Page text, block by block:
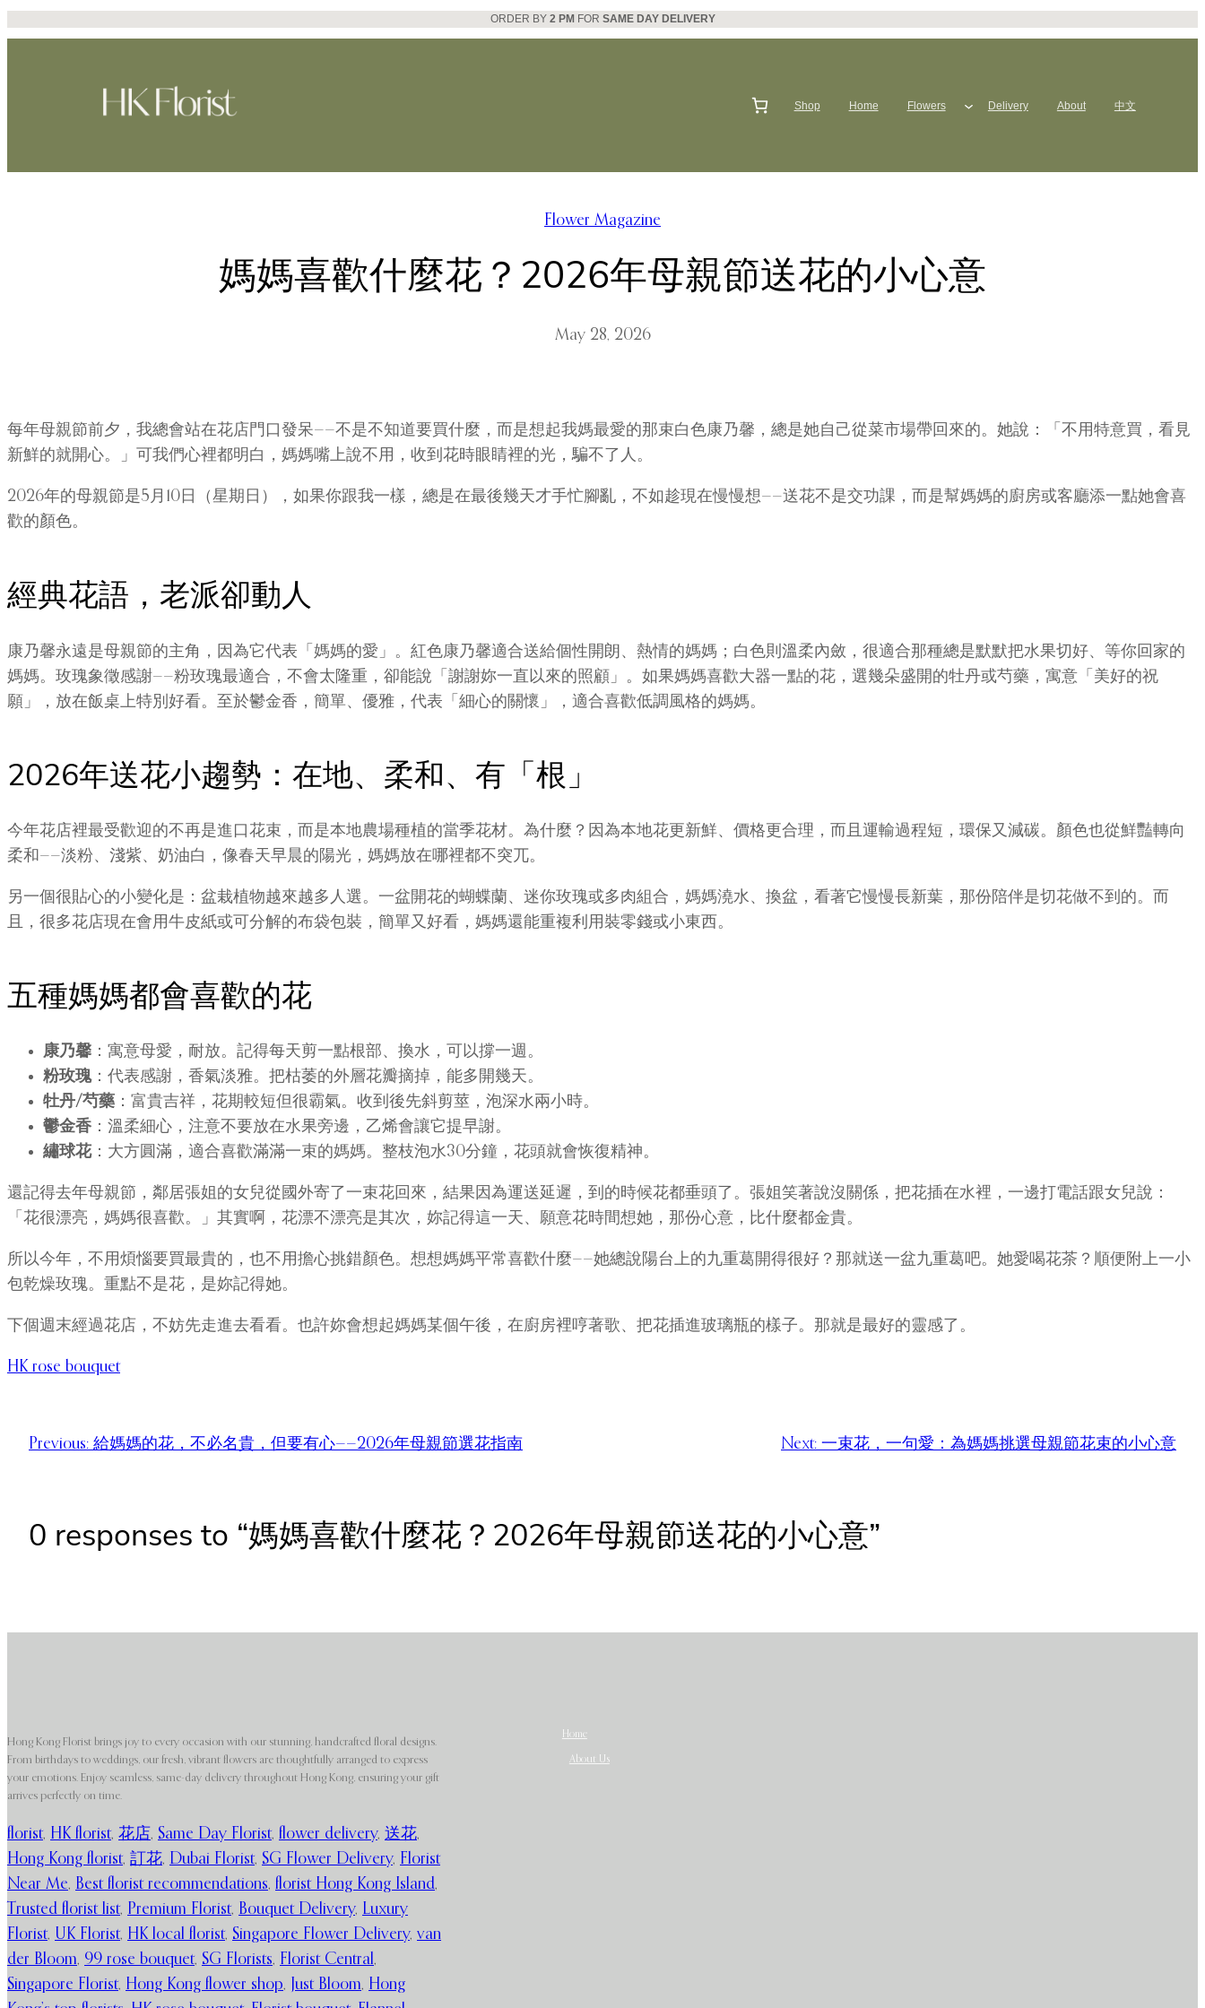
ORDER BY 2 PM FOR SAME DAY DELIVERY
Shop Home Flowers Delivery About 中文
Flower Magazine
媽媽喜歡什麼花？2026年母親節送花的小心意
May 28, 2026
每年母親節前夕，我總會站在花店門口發呆——不是不知道要買什麼，而是想起我媽最愛的那束白色康乃馨，總是她自己從菜市場帶回來的。她說：「不用特意買，看見
新鮮的就開心。」可我們心裡都明白，媽媽嘴上說不用，收到花時眼睛裡的光，騙不了人。
2026年的母親節是5月10日（星期日），如果你跟我一樣，總是在最後幾天才手忙腳亂，不如趁現在慢慢想——送花不是交功課，而是幫媽媽的廚房或客廳添一點她會喜
歡的顏色。
經典花語，老派卻動人
康乃馨永遠是母親節的主角，因為它代表「媽媽的愛」。紅色康乃馨適合送給個性開朗、熱情的媽媽；白色則溫柔內斂，很適合那種總是默默把水果切好、等你回家的
媽媽。玫瑰象徵感謝——粉玫瑰最適合，不會太隆重，卻能說「謝謝妳一直以來的照顧」。如果媽媽喜歡大器一點的花，選幾朵盛開的牡丹或芍藥，寓意「美好的祝
願」，放在飯桌上特別好看。至於鬱金香，簡單、優雅，代表「細心的關懷」，適合喜歡低調風格的媽媽。
2026年送花小趨勢：在地、柔和、有「根」
今年花店裡最受歡迎的不再是進口花束，而是本地農場種植的當季花材。為什麼？因為本地花更新鮮、價格更合理，而且運輸過程短，環保又減碳。顏色也從鮮豔轉向
柔和——淡粉、淺紫、奶油白，像春天早晨的陽光，媽媽放在哪裡都不突兀。
另一個很貼心的小變化是：盆栽植物越來越多人選。一盆開花的蝴蝶蘭、迷你玫瑰或多肉組合，媽媽澆水、換盆，看著它慢慢長新葉，那份陪伴是切花做不到的。而
且，很多花店現在會用牛皮紙或可分解的布袋包裝，簡單又好看，媽媽還能重複利用裝零錢或小東西。
五種媽媽都會喜歡的花
康乃馨 ：寓意母愛，耐放。記得每天剪一點根部、換水，可以撐一週。
粉玫瑰：代表感謝，香氣淡雅。把枯萎的外層花瓣摘掉，能多開幾天。
牡丹/芍藥 ：富貴吉祥，花期較短但很霸氣。收到後先斜剪莖，泡深水兩小時。
鬱金香 ：溫柔細心，注意不要放在水果旁邊，乙烯會讓它提早謝。
繡球花：大方圓滿，適合喜歡滿滿一束的媽媽。整枝泡水30分鐘，花頭就會恢復精神。
還記得去年母親節，鄰居張姐的女兒從國外寄了一束花回來，結果因為運送延遲，到的時候花都垂頭了。張姐笑著說沒關係，把花插在水裡，一邊打電話跟女兒說：
「花很漂亮，媽媽很喜歡。」其實啊，花漂不漂亮是其次，妳記得這一天、願意花時間想她，那份心意，比什麼都金貴。
所以今年，不用煩惱要買最貴的，也不用擔心挑錯顏色。想想媽媽平常喜歡什麼——她總說陽台上的九重葛開得很好？那就送一盆九重葛吧。她愛喝花茶？順便附上一小
包乾燥玫瑰。重點不是花，是妳記得她。
下個週末經過花店，不妨先走進去看看。也許妳會想起媽媽某個午後，在廚房裡哼著歌、把花插進玻璃瓶的樣子。那就是最好的靈感了。
HK rose bouquet
Previous: 給媽媽的花，不必名貴，但要有心——2026年母親節選花指南 Next: 一束花，一句愛：為媽媽挑選母親節花束的小心意
0 responses to “媽媽喜歡什麼花？2026年母親節送花的小心意”
Hong Kong Florist brings joy to every occasion with our stunning, handcrafted floral designs.
From birthdays to weddings, our fresh, vibrant flowers are thoughtfully arranged to express
your emotions. Enjoy seamless, same-day delivery throughout Hong Kong, ensuring your gift
arrives perfectly on time.
florist, HK florist, 花店, Same Day Florist, flower delivery, 送花,
Hong Kong florist, 訂花, Dubai Florist, SG Flower Delivery, Florist
Near Me, Best florist recommendations, florist Hong Kong Island,
Trusted florist list, Premium Florist, Bouquet Delivery, Luxury
Florist, UK Florist, HK local florist, Singapore Flower Delivery, van
der Bloom, 99 rose bouquet, SG Florists, Florist Central,
Singapore Florist, Hong Kong flower shop, Just Bloom, Hong
Home
About Us